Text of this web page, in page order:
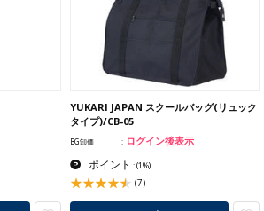
YUKARI JAPAN スクールバッグ(リュック
タイプ)/CB-05
BG卸価 ログイン後表示
ポイント :(1%)
(7)